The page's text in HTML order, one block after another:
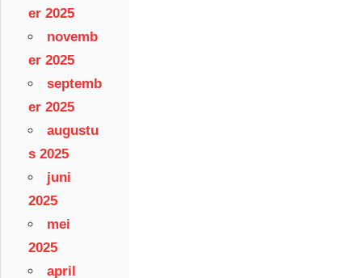
er 2025
novemb
er 2025
septemb
er 2025
augustu
s 2025
juni
2025
mei
2025
april